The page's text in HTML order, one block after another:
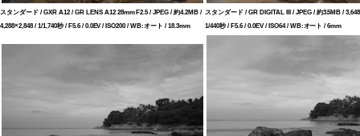
スタンダード / GXR A12 / GR LENS A12 28mm F2.5 / JPEG / 約4.2MB /
4,288×2,848 / 1/1,740秒 / F5.6 / 0.0EV / ISO200 / WB:オート / 18.3mm
スタンダード / GR DIGITAL III / JPEG / 約3.5MB /
1/440秒 / F5.6 / 0.0EV / ISO64 / WB:オート / 6mm